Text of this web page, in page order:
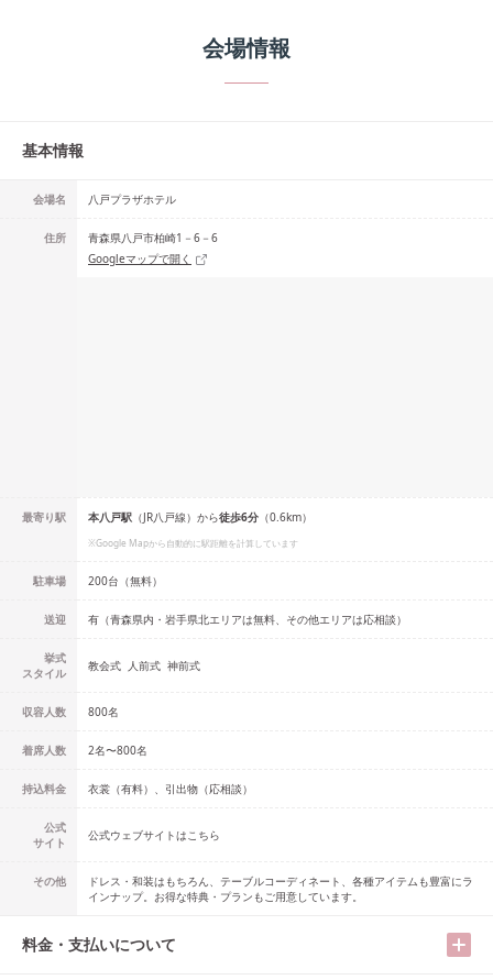
会場情報
基本情報
会場名 八戸プラザホテル
住所
青森県八戸市柏崎1－6－6
Googleマップで開く
最寄り駅 本八戸駅 （JR八戸線） から徒歩6分 （0.6km）
※Google Mapから自動的に駅距離を計算しています
駐車場 200台（無料）
送迎 有（青森県内・岩手県北エリアは無料、その他エリアは応相談）
挙式
スタイル
教会式 人前式 神前式
収容人数 800名
着席人数 2名〜800名
持込料金 衣裳（有料）、引出物（応相談）
公式
サイト
公式ウェブサイトはこちら
その他
ドレス・和装はもちろん、テーブルコーディネート、各種アイテムも豊富にラ
インナップ。お得な特典・プランもご用意しています。
料金・支払いについて